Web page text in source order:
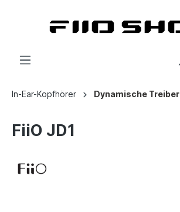
In-Ear-Kopfhörer Dynamische Treiber
FiiO JD1